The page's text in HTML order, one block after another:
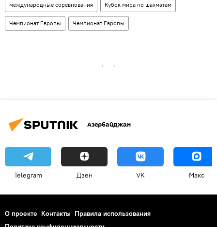
международные соревнования Кубок мира по шахматам
Чемпионат Европы Чемпионат Европы
Азербайджан
Telegram Дзен VK Макс
О проекте Контакты Правила использования